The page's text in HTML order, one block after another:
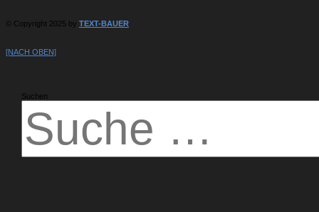
© Copyright 2025 by TEXT-BAUER
[NACH OBEN]
Suchen